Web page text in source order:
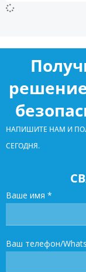
НАПИШИТЕ НАМ И
СЕГОДНЯ.
Ваше имя *
Ваш телефон/